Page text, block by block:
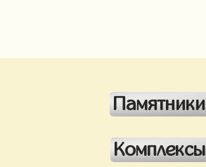
Памятники
Комплексы